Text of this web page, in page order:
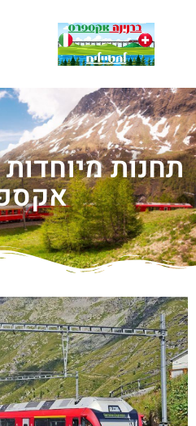
תחנות